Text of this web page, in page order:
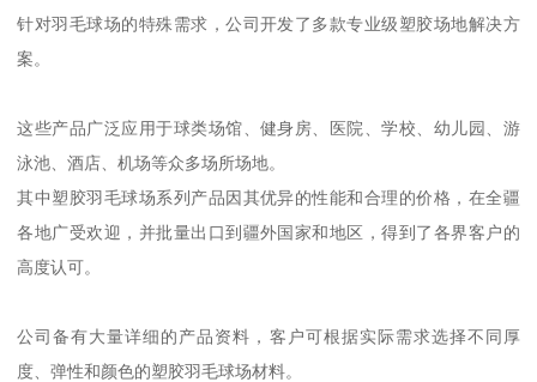
针对羽毛球场的特殊需求，公司开发了多款专业级塑胶场地解决方
案。
这些产品广泛应用于球类场馆、健身房、医院、学校、幼儿园、游
泳池、酒店、机场等众多场所场地。
其中塑胶羽毛球场系列产品因其优异的性能和合理的价格，在全疆
各地广受欢迎，并批量出口到疆外国家和地区，得到了各界客户的
高度认可。
公司备有大量详细的产品资料，客户可根据实际需求选择不同厚
度、弹性和颜色的塑胶羽毛球场材料。